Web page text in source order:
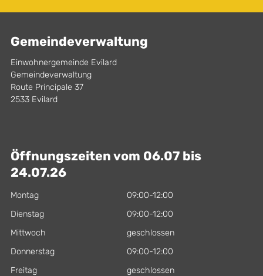
Gemeindeverwaltung
Einwohnergemeinde Evilard
Gemeindeverwaltung
Route Principale 37
2533 Evilard
Öffnungszeiten vom 06.07 bis
24.07.26
Montag
09:00-12:00
Dienstag
09:00-12:00
Mittwoch
geschlossen
Donnerstag
09:00-12:00
Freitag
geschlossen